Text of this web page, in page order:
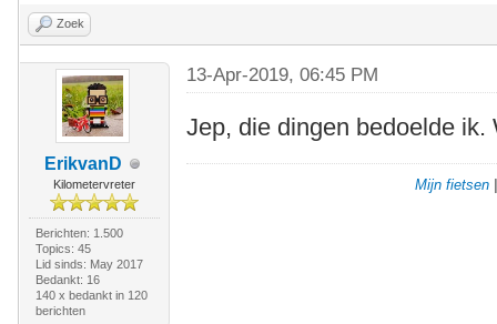
Zoek
ErikvanD
Kilometervreter
Berichten: 1.500
Topics: 45
Lid sinds: May 2017
Bedankt: 16
140 x bedankt in 120
berichten
13-Apr-2019, 06:45 PM
Jep, die dingen bedoelde ik.
Mijn fietsen